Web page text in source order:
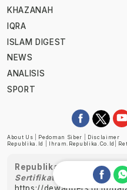
KHAZANAH
IQRA
ISLAM DIGEST
NEWS
ANALISIS
SPORT
About Us Pedoman Siber
Disclaimer
Republika.id
Ihram.republika.co.id
Republika telah
Sertifikat Nomor 1058/